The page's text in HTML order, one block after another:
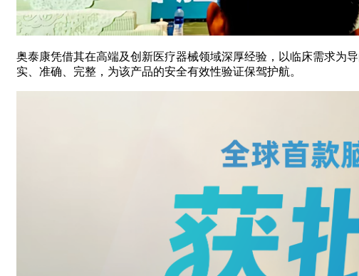
奥泰康凭借其在高端及创新医疗器械领域深厚经验，以临床需求为
实、准确、完整，为该产品的安全有效性验证保驾护航。